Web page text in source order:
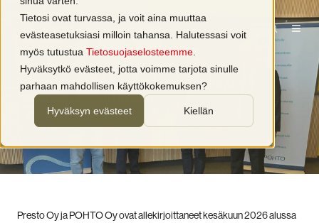
Tietosi ovat turvassa, ja voit aina muuttaa
evästeasetuksiasi milloin tahansa. Halutessasi voit
myös tutustua Tietosuojaselosteemme
Hyväksytkö evästeet, jotta voimme tarjota sinulle
parhaan mahdollisen käyttökokemuksen?
Hyväksyn evästeet Kiellän
Yritysuutiset
Presto ostaa POHTO Oy:n –
teollisuusasiakkaiden koulutustarjonta
laajenee merkittävästi
kirjoittajaPresto Oy 2 min lukuaika 2.6.2026
Presto Oy ja POHTO Oy ovat allekirjoittaneet kesäkuun 2026 alussa